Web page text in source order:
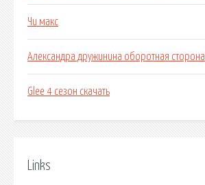
Чи макс
Александра дружинина оборотная сторона
Glee 4 сезон скачать
Links